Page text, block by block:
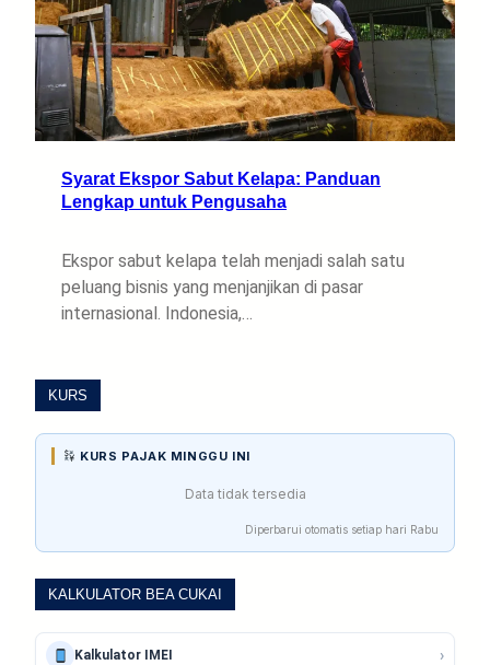
Syarat Ekspor Sabut Kelapa: Panduan
Lengkap untuk Pengusaha
Ekspor sabut kelapa telah menjadi salah satu
peluang bisnis yang menjanjikan di pasar
internasional. Indonesia,…
KURS
KURS PAJAK MINGGU INI
Data tidak tersedia
Diperbarui otomatis setiap hari Rabu
KALKULATOR BEA CUKAI
Kalkulator IMEI ›